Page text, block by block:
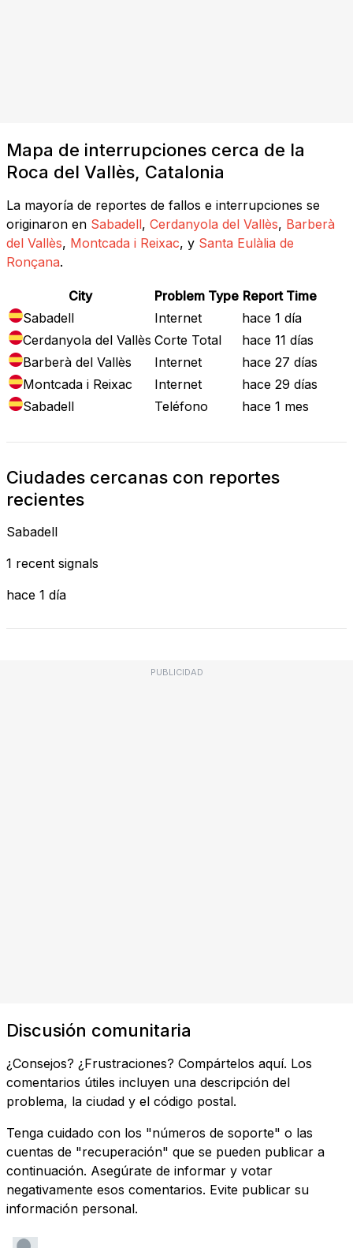
Mapa de interrupciones cerca de la
Roca del Vallès, Catalonia
La mayoría de reportes de fallos e interrupciones se
originaron en Sabadell, Cerdanyola del Vallès, Barberà
del Vallès, Montcada i Reixac, y Santa Eulàlia de
Ronçana.
City Problem Type Report Time
Sabadell
Internet
hace 1 día
Cerdanyola del Vallès Corte Total
hace 11 días
Barberà del Vallès
Internet
hace 27 días
Montcada i Reixac
Internet
hace 29 días
Sabadell
Teléfono hace 1 mes
Ciudades cercanas con reportes
recientes
Sabadell
1 recent signals
hace 1 día
PUBLICIDAD
Discusión comunitaria
¿Consejos? ¿Frustraciones? Compártelos aquí. Los
comentarios útiles incluyen una descripción del
problema, la ciudad y el código postal.
Tenga cuidado con los "números de soporte" o las
cuentas de "recuperación" que se pueden publicar a
continuación. Asegúrate de informar y votar
negativamente esos comentarios. Evite publicar su
información personal.